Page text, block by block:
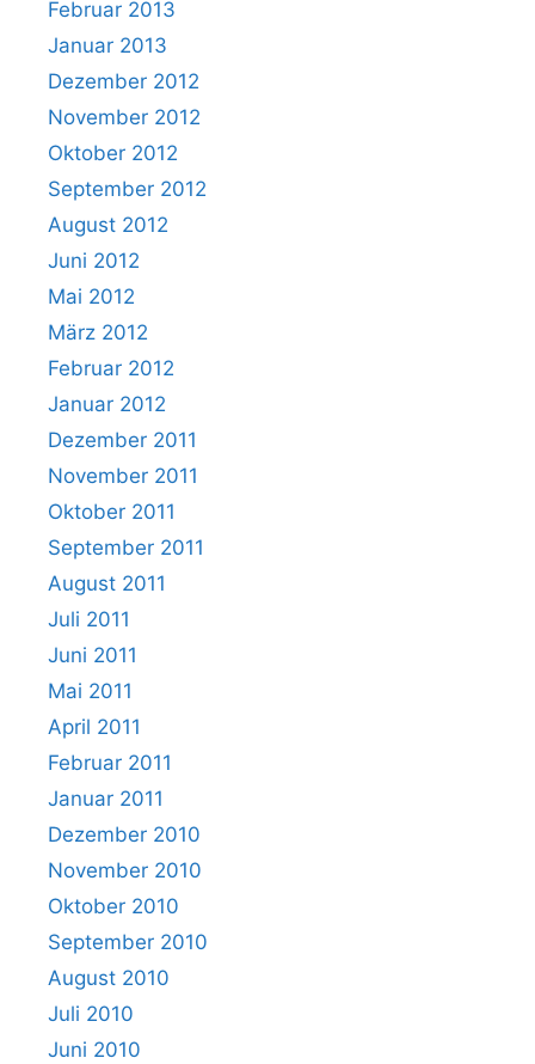
Februar 2013
Januar 2013
Dezember 2012
November 2012
Oktober 2012
September 2012
August 2012
Juni 2012
Mai 2012
März 2012
Februar 2012
Januar 2012
Dezember 2011
November 2011
Oktober 2011
September 2011
August 2011
Juli 2011
Juni 2011
Mai 2011
April 2011
Februar 2011
Januar 2011
Dezember 2010
November 2010
Oktober 2010
September 2010
August 2010
Juli 2010
Juni 2010